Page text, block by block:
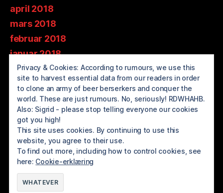
april 2018
mars 2018
februar 2018
januar 2018
desember 2017
november 2017
oktober 2017
september 2017
august 2017
juli 2017
© 2026 BREWOLUTION ROGALAND
Privacy & Cookies: According to rumours, we use this
site to harvest essential data from our readers in order
to clone an army of beer berserkers and conquer the
world. These are just rumours. No, seriously! RDWHAHB.
Also: Sigrid - please stop telling everyone our cookies
got you high!
This site uses cookies. By continuing to use this
website, you agree to their use.
To find out more, including how to control cookies, see
here: Cookie-erklæring